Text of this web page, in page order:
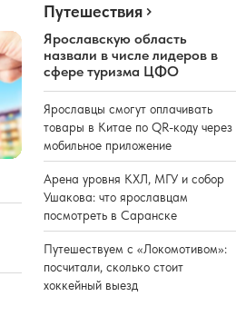
Путешествия
Ярославскую область
назвали в числе лидеров в
сфере туризма ЦФО
Ярославцы смогут оплачивать
товары в Китае по QR-коду через
мобильное приложение
Арена уровня КХЛ, МГУ и собор
Ушакова: что ярославцам
посмотреть в Саранске
Путешествуем с «Локомотивом»:
посчитали, сколько стоит
хоккейный выезд